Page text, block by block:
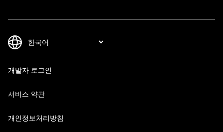
개발자 로그인
서비스 약관
개인정보처리방침